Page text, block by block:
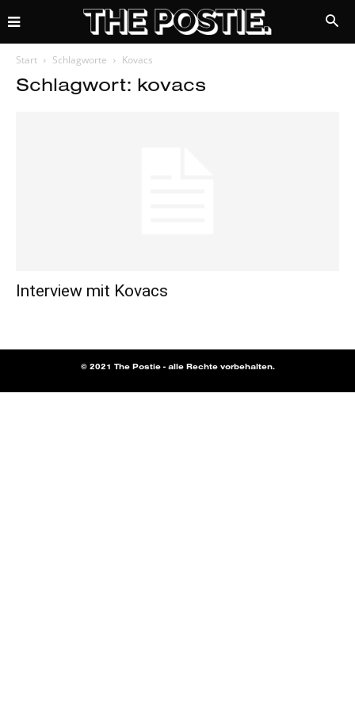
Start Schlagworte Kovacs
Schlagwort: kovacs
Interview mit Kovacs
© 2021 The Postie - alle Rechte vorbehalten.